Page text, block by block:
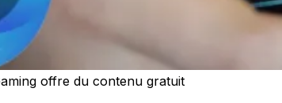
offre du contenu gratuit